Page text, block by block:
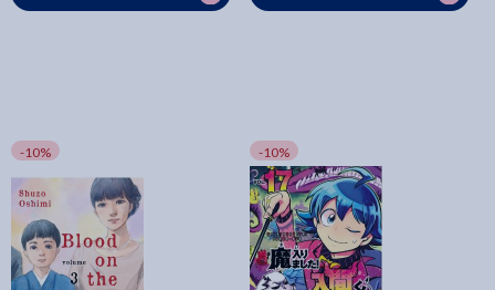
-10% -10%